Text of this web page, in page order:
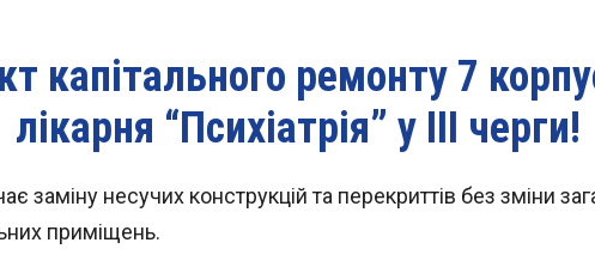
капітального ремонту 7
лікарня “Психіатрія” у ІІІ черги!
заміну несучих конструкцій та перекриттів без зміни
приміщень.